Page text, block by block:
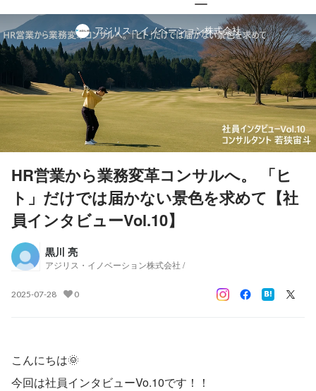
アジリス・イノベーション株式会社
HR営業から業務変革コンサルへ。 「ヒ
ト」だけでは届かない景色を求めて【社
員インタビューVol.10】
黒川 亮
アジリス・イノベーション株式会社 /
2025-07-28 0
こんにちは🌞
今回は社員インタビューVo.10です！！